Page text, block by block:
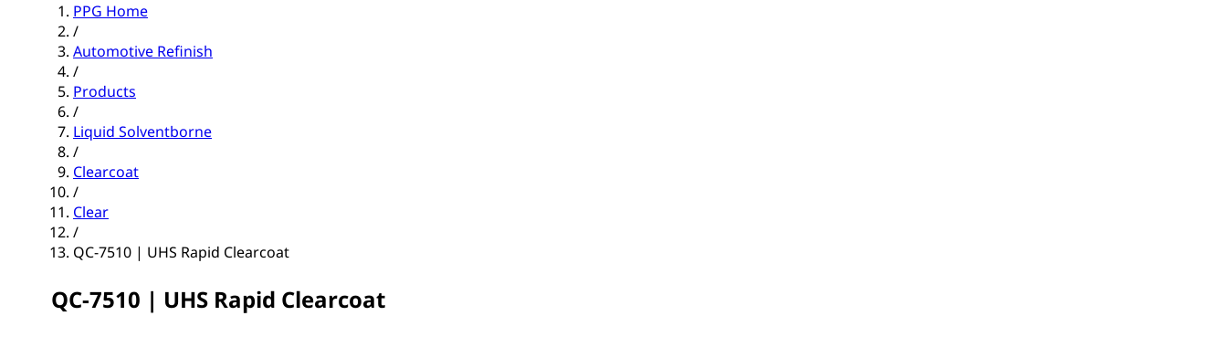
PPG Home
/
Automotive Refinish
/
Products
/
Liquid Solventborne
/
Clearcoat
/
Clear
/
QC-7510 | UHS Rapid Clearcoat
QC-7510 | UHS Rapid Clearcoat